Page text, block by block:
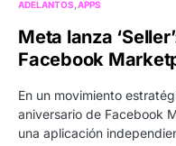
ADELANTOS APPS
Meta lanza
Facebook
En un movimiento
aniversario de Facebook
una aplicación